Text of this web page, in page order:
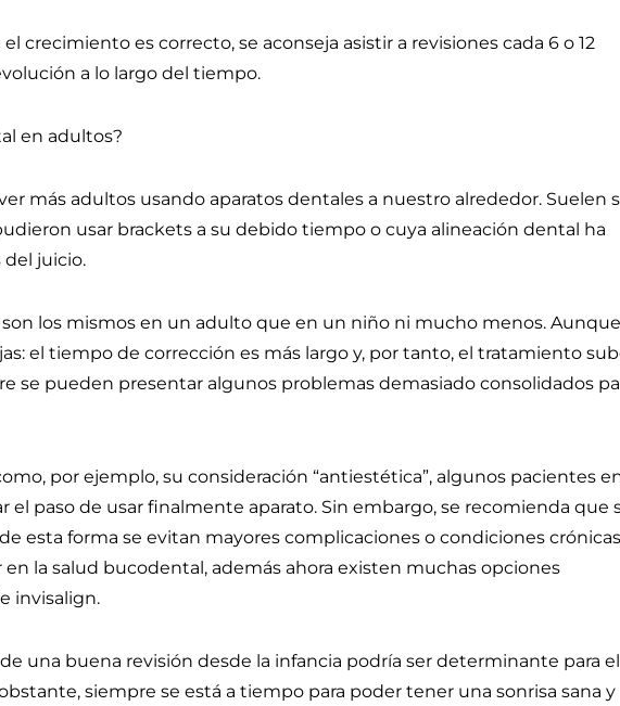
crecimiento es correcto, se aconseja asistir a revisiones cada 6 o 12
a lo largo del tiempo.
en adultos?
más adultos usando aparatos dentales a nuestro alrededor. Suelen
usar brackets a su debido tiempo o cuya alineación dental ha
del juicio.
los mismos en un adulto que en un niño ni mucho menos. Aunque
el tiempo de corrección es más largo y, por tanto, el tratamiento
se pueden presentar algunos problemas demasiado consolidados
por ejemplo, su consideración “antiestética”, algunos pacientes
el paso de usar finalmente aparato. Sin embargo, se recomienda que
esta forma se evitan mayores complicaciones o condiciones
la salud bucodental, además ahora existen muchas opciones
invisalign.
una buena revisión desde la infancia podría ser determinante para el
siempre se está a tiempo para poder tener una sonrisa sana y